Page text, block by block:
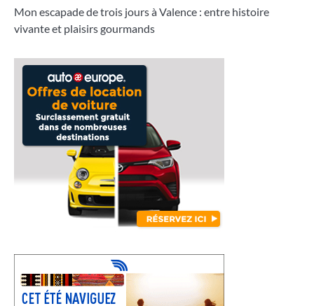
Mon escapade de trois jours à Valence : entre histoire
vivante et plaisirs gourmands